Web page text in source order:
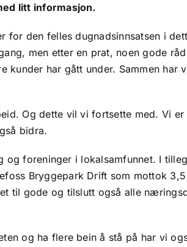
litt informasjon.
for den felles dugnadsinnsatsen i
men etter en prat, noen gode
kunder har gått under. Sammen har
Og dette vil vi fortsette med. Vi
bidra.
foreninger i lokalsamfunnet. I
Bryggepark Drift som mottok
til gode og tilslutt også alle
og ha flere bein å stå på har vi